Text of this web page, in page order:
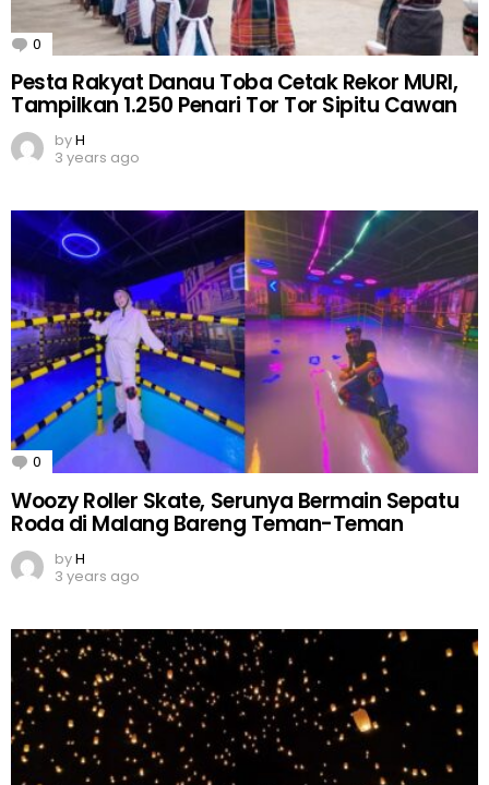
0 Comments
Pesta Rakyat Danau Toba Cetak Rekor MURI,
Tampilkan 1.250 Penari Tor Tor Sipitu Cawan
byH
3 years ago
0 Comments
Woozy Roller Skate, Serunya Bermain Sepatu
Roda di Malang Bareng Teman-Teman
byH
3 years ago